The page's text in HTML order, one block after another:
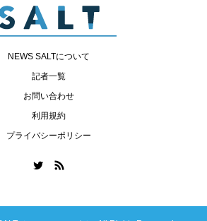
NEWS SALTについて
記者一覧
お問い合わせ
利用規約
プライバシーポリシー